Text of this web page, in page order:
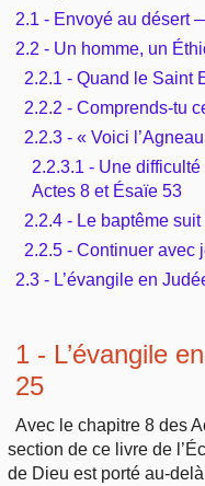
2.1 - Envoyé au désert
2.2 - Un homme, un
2.2.1 - Quand le Saint
2.2.2 - Comprends-tu
2.2.3 - « Voici
2.2.3.1 - Une
Actes 8 et Ésaïe 53
2.2.4 - Le baptême
2.2.5 - Continuer
2.3 - L’évangile en
1 - L’évangile
25
Avec le chapitre 8 des
section de ce livre de
de Dieu est porté au-